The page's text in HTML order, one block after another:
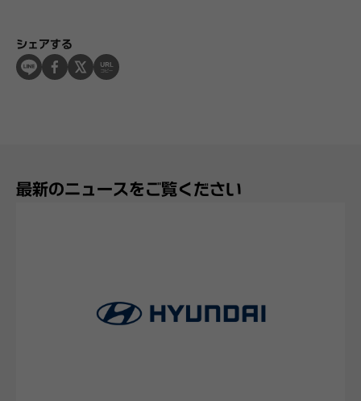
シェアする
最新のニュースをご覧ください